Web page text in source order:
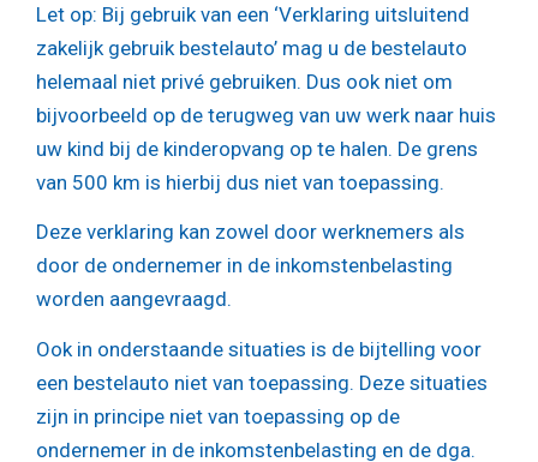
Let op: Bij gebruik van een ‘Verklaring uitsluitend
zakelijk gebruik bestelauto’ mag u de bestelauto
helemaal niet privé gebruiken. Dus ook niet om
bijvoorbeeld op de terugweg van uw werk naar huis
uw kind bij de kinderopvang op te halen. De grens
van 500 km is hierbij dus niet van toepassing.
Deze verklaring kan zowel door werknemers als
door de ondernemer in de inkomstenbelasting
worden aangevraagd.
Ook in onderstaande situaties is de bijtelling voor
een bestelauto niet van toepassing. Deze situaties
zijn in principe niet van toepassing op de
ondernemer in de inkomstenbelasting en de dga.